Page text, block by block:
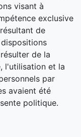
visant à
exclusive
de
de la
l'utilisation et la
par
avaient été
politique.